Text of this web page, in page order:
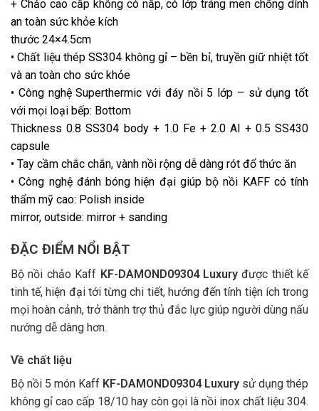
+ Chảo cao cấp không có nắp, có lớp tráng men chống dính
an toàn sức khỏe kích
thước 24×4.5cm
• Chất liệu thép SS304 không gỉ – bền bỉ, truyền giữ nhiệt tốt
và an toàn cho sức khỏe
• Công nghệ Superthermic với đáy nồi 5 lớp – sử dụng tốt
với mọi loại bếp: Bottom
Thickness 0.8 SS304 body + 1.0 Fe + 2.0 Al + 0.5 SS430
capsule
• Tay cầm chắc chắn, vành nồi rộng dễ dàng rót đổ thức ăn
• Công nghệ đánh bóng hiện đại giúp bộ nồi KAFF có tính
thẩm mỹ cao: Polish inside
mirror, outside: mirror + sanding
ĐẶC ĐIỂM NỔI BẬT
Bộ nồi chảo Kaff KF-DAMOND09304 Luxuryđược thiết kế
tinh tế, hiện đại tới từng chi tiết, hướng đến tính tiện ích trong
mọi hoàn cảnh, trở thành trợ thủ đắc lực giúp người dùng nấu
nướng dễ dàng hơn.
Về chất liệu
Bộ nồi 5 món Kaff KF-DAMOND09304 Luxury sử dụng thép
không gỉ cao cấp 18/10 hay còn gọi là nồi inox chất liệu 304.